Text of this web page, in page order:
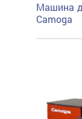
Машина
Camoga